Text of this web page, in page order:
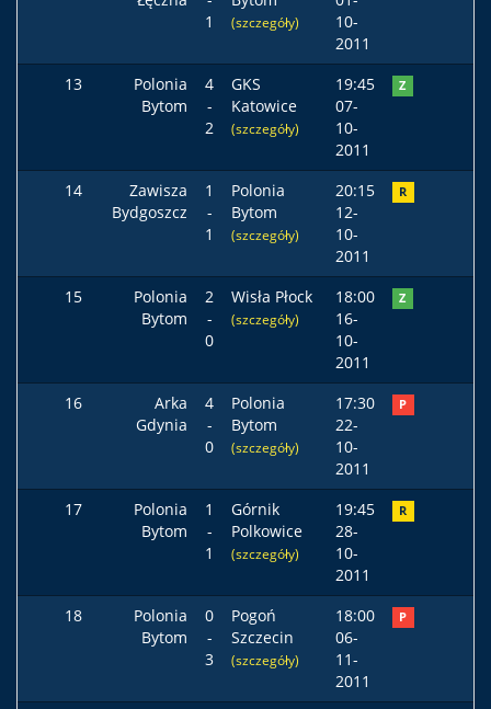
1
(szczegóły)
10-
2011
13
Polonia
Bytom
4
-
2
GKS
Katowice
(szczegóły)
19:45
07-
10-
2011
Z
14
Zawisza
Bydgoszcz
1
-
1
Polonia
Bytom
(szczegóły)
20:15
12-
10-
2011
R
15
Polonia
Bytom
2
-
0
Wisła Płock
(szczegóły)
18:00
16-
10-
2011
Z
16
Arka
Gdynia
4
-
0
Polonia
Bytom
(szczegóły)
17:30
22-
10-
2011
P
17
Polonia
Bytom
1
-
1
Górnik
Polkowice
(szczegóły)
19:45
28-
10-
2011
R
18
Polonia
Bytom
0
-
3
Pogoń
Szczecin
(szczegóły)
18:00
06-
11-
2011
P